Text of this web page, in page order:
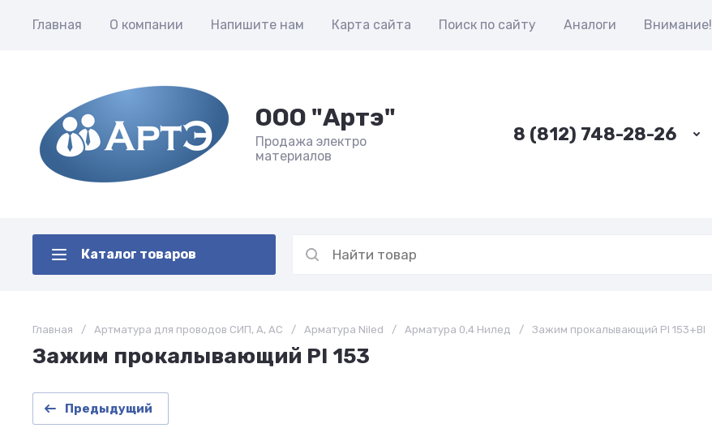
Главная О компании Напишите нам Карта сайта Поиск по сайту Аналоги Внимание!
ООО "Артэ"
Продажа электро
материалов
8 (812) 748-28-26
Каталог товаров
Главная / Артматура для проводов СИП, А, АС / Арматура Niled / Арматура 0,4 Нилед / Зажим прокалывающий РI 153+BI
Зажим прокалывающий РI 153
Предыдущий